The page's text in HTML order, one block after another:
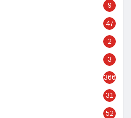
9
47
2
3
366
31
52